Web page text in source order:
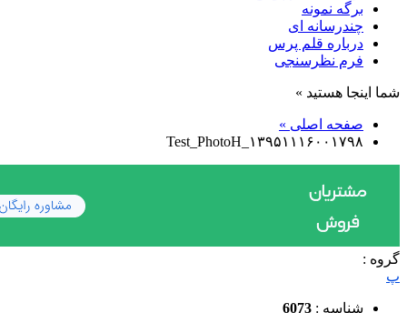
برگه نمونه
چندرسانه ای
درباره قلم پرس
فرم نظرسنجی
شما اینجا هستید »
صفحه اصلی »
۱۳۹۵۱۱۱۶۰۰۱۷۹۸_Test_PhotoH
گروه :
پ
شناسه : 6073